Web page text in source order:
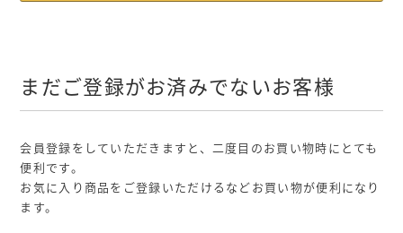
まだご登録がお済みでないお客様
会員登録をしていただきますと、二度目のお買い物時にとても
便利です。
お気に入り商品をご登録いただけるなどお買い物が便利になり
ます。